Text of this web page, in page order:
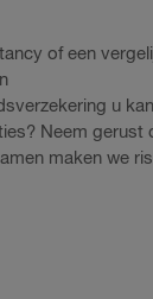
of een
u
Neem gerust
maken we